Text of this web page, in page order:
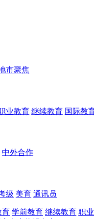
市聚焦
业教育 继续教育 国际教
中外合作
级 美育 通讯员
育 学前教育 继续教育 职